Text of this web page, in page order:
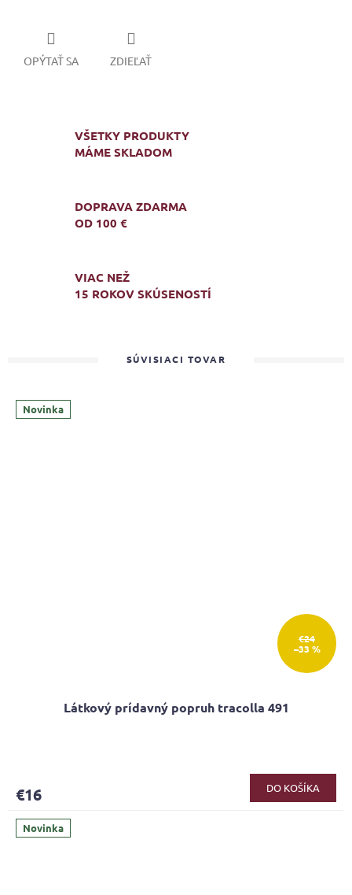
OPÝTAŤ SA ZDIEĽAŤ
VŠETKY PRODUKTY
MÁME SKLADOM
DOPRAVA ZDARMA
OD 100 €
VIAC NEŽ
15 ROKOV SKÚSENOSTÍ
SÚVISIACI TOVAR
Novinka
€24
–33 %
Látkový prídavný popruh tracolla 491
€16 DO KOŠÍKA
Novinka